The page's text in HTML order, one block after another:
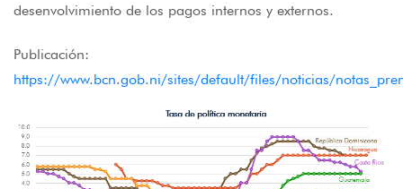
desenvolvimiento de los pagos internos y externos.
Publicación:
https://www.bcn.gob.ni/sites/default/files/noticias/